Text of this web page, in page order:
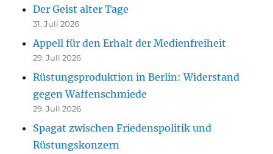
Der Geist alter Tage
31. Juli 2026
Appell für den Erhalt der Medienfreiheit
29. Juli 2026
Rüstungsproduktion in Berlin: Widerstand
gegen Waffenschmiede
29. Juli 2026
Spagat zwischen Friedenspolitik und
Rüstungskonzern